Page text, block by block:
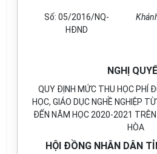
Số: 05/2016/NQ-
HĐND
NGHỊ
QUY ĐỊNH MỨC THU HỌC PHÍ
HỌC, GIÁO DỤC NGHỀ NGHIỆP
ĐẾN NĂM HỌC 2020-2021
HÒA
HỘI ĐỒNG NHÂN DÂN